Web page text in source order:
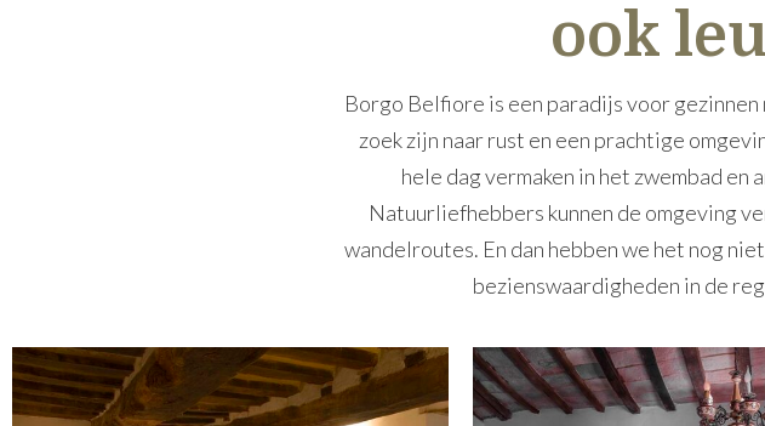
ook
Borgo Belfiore is een paradijs voor
zoek zijn naar rust en een prachtige
hele dag vermaken in het zwembad
Natuurliefhebbers kunnen de omgeving
wandelroutes. En dan hebben we het nog
bezienswaardigheden in de